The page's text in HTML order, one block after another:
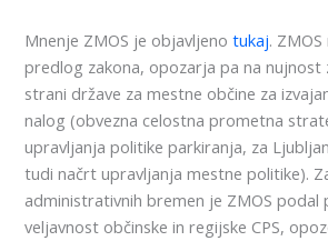
Mnenje ZMOS je objavljenotukaj.
predlog zakona, opozarja pa na nujnost
strani države za mestne občine za
nalog (obvezna celostna prometna
upravljanja politike parkiranja, za
tudi načrt upravljanja mestne politike).
administrativnih bremen je ZMOS podal
veljavnost občinske in regijske CPS,